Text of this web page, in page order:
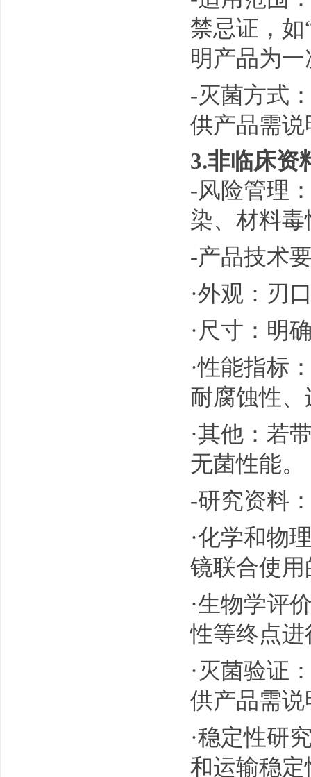
禁忌证，
明产品为
-灭菌方式
供产品需
3.非临床资
-风险管理
染、材料
-产品技术
·外观：刃
·尺寸：明
·性能指标
耐腐蚀性
·其他：若
无菌性能。
-研究资料
·化学和物
镜联合使
·生物学评
性等终点
·灭菌验证
供产品需
·稳定性研
和运输稳